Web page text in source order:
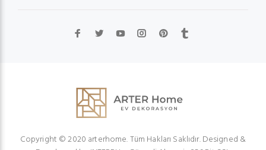
Copyright © 2020 arterhome. Tüm Hakları Saklıdır. Designed &